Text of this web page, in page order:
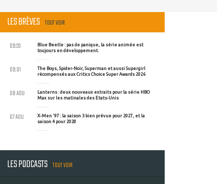
LES BRÈVES TOUT VOIR
Blue Beetle : pas de panique, la série animée est
toujours en développement.
09:20
The Boys, Spider-Noir, Superman et aussi Supergirl
récompensés aux Critics Choice Super Awards 2026
09:01
Lanterns : deux nouveaux extraits pour la série HBO
Max sur les matinales des Etats-Unis
08 AOU
X-Men '97 : la saison 3 bien prévue pour 2027, et la
saison 4 pour 2028
07 AOU
LES PODCASTS TOUT VOIR